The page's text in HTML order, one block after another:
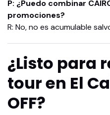
P: ¿Puedo combinar
promociones?
R: No, no es acumulable
¿Listo para
tour en El
OFF?